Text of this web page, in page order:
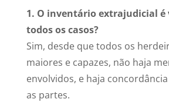
1. O inventário extrajudicial é
todos os casos?
Sim, desde que todos os
maiores e capazes, não haja
envolvidos, e haja
as partes.